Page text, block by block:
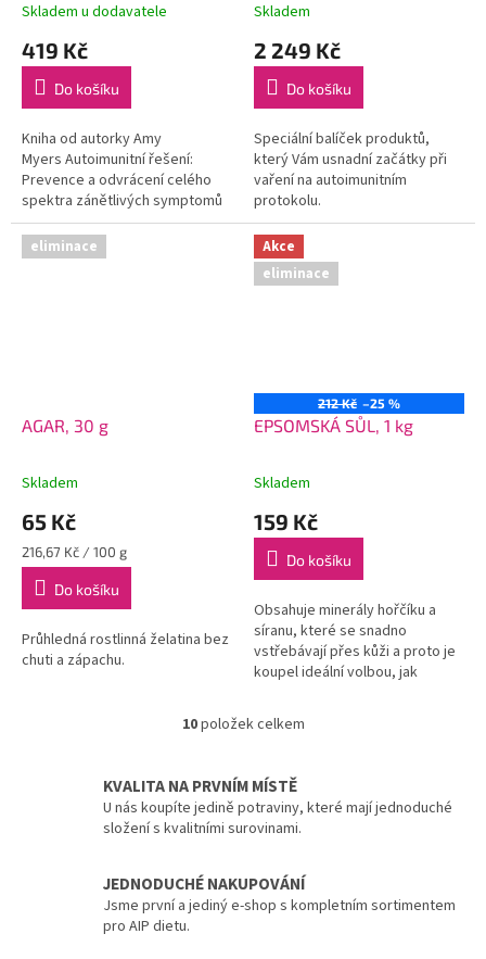
Skladem u dodavatele
419 Kč
Do košíku
Kniha od autorky Amy
Myers Autoimunitní řešení:
Prevence a odvrácení celého
spektra zánětlivých symptomů
a nemocí.
Skladem
2 249 Kč
Do košíku
Speciální balíček produktů,
který Vám usnadní začátky při
vaření na autoimunitním
protokolu.
eliminace
AGAR, 30 g
Skladem
65 Kč
Měrná
cena:
216,67 Kč / 100 g
Do košíku
Průhledná rostlinná želatina bez
chuti a zápachu.
Akce
eliminace
212 Kč –25 %
EPSOMSKÁ SŮL, 1 kg
Skladem
159 Kč
Do košíku
Obsahuje minerály hořčíku a
síranu, které se snadno
vstřebávají přes kůži a proto je
koupel ideální volbou, jak
pro tělo.
O
á
d
a
í
p
r
10položek celkem
KVALITA NA PRVNÍM MÍSTĚ
U nás koupíte jedině potraviny, které mají jednoduché
složení s kvalitními surovinami.
JEDNODUCHÉ NAKUPOVÁNÍ
Jsme první a jediný e-shop s kompletním sortimentem
pro AIP dietu.